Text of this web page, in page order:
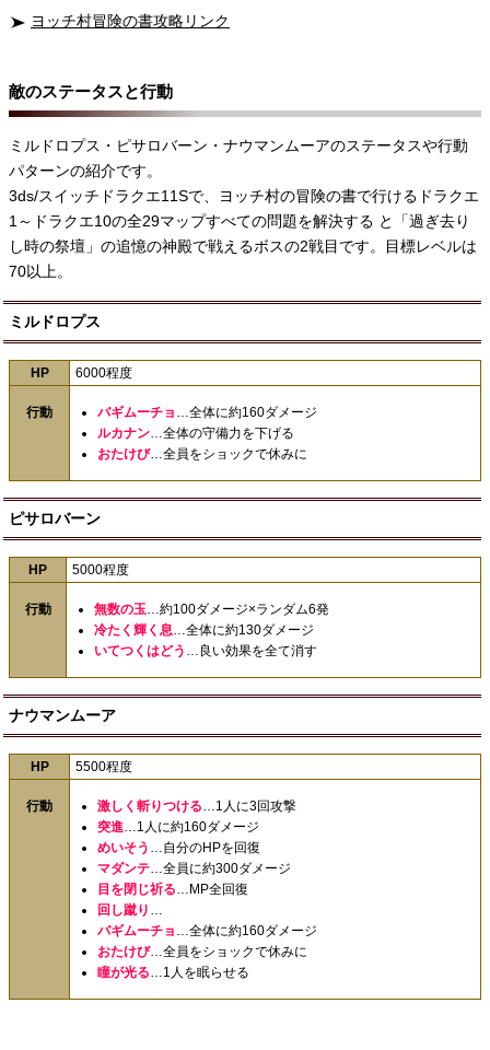
ヨッチ村冒険の書攻略リンク
敵のステータスと行動
ミルドロプス・ピサロバーン・ナウマンムーアのステータスや行動
パターンの紹介です。
3ds/スイッチドラクエ11Sで、ヨッチ村の冒険の書で行けるドラクエ
1～ドラクエ10の全29マップすべての問題を解決する と「過ぎ去り
し時の祭壇」の追憶の神殿で戦えるボスの2戦目です。目標レベルは
70以上。
ミルドロプス
HP 6000程度
行動 バギムーチョ
…全体に約160ダメージ
ルカナン …全体の守備力を下げる
おたけび…全員をショックで休みに
ピサロバーン
HP 5000程度
行動 無数の玉 …約100ダメージ×ランダム6発
冷たく輝く息 …全体に約130ダメージ
いてつくはどう
…良い効果を全て消す
ナウマンムーア
HP 5500程度
行動 激しく斬りつける …1人に3回攻撃
突進 …1人に約160ダメージ
めいそう
…自分のHPを回復
マダンテ …全員に約300ダメージ
目を閉じ祈る …MP全回復
回し蹴り
バギムーチョ
…全体に約160ダメージ
おたけび…全員をショックで休みに
瞳が光る …1人を眠らせる